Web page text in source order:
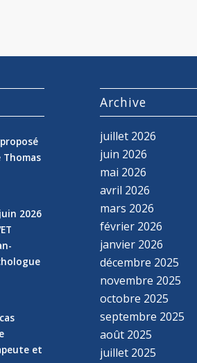
2026
et
Archive
juillet 2026
juin 2026
mai 2026
avril 2026
mars 2026
février 2026
janvier 2026
décembre 2025
novembre 2025
octobre 2025
septembre 2025
août 2025
juillet 2025